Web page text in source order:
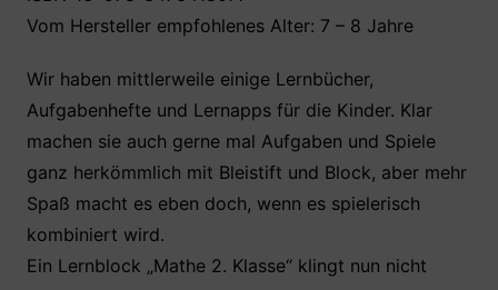
Vom Hersteller empfohlenes Alter: 7 – 8 Jahre
Wir haben mittlerweile einige Lernbücher,
Aufgabenhefte und Lernapps für die Kinder. Klar
machen sie auch gerne mal Aufgaben und Spiele
ganz herkömmlich mit Bleistift und Block, aber mehr
Spaß macht es eben doch, wenn es spielerisch
kombiniert wird.
Ein Lernblock „Mathe 2. Klasse“ klingt nun nicht